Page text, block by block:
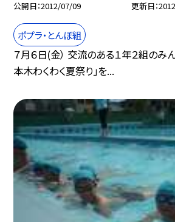
公開日 2012/07/09 更新日
ポプラ・とんぼ組
７月６日(金） 交流のある１年２組のみ
本木わくわく夏祭り」を...